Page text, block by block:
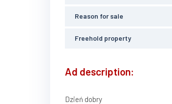
Reason for sale
Freehold property
Ad description:
Dzień dobry